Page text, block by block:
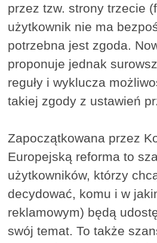
przez tzw. strony trzecie
użytkownik nie ma
potrzebna jest zgoda.
proponuje jednak
reguły i wyklucza
takiej zgody z ustawień
Zapoczątkowana przez
Europejską reforma to
użytkowników, którzy
decydować, komu i w
reklamowym) będą
swój temat. To także